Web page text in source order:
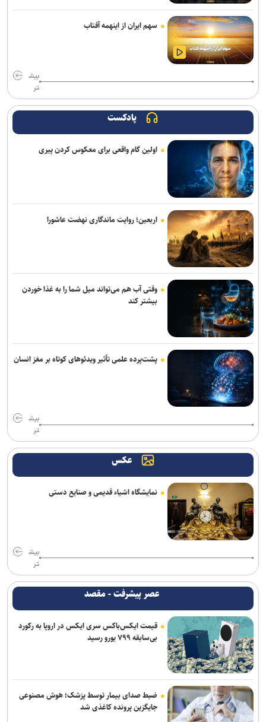
سهم ایران از اینهمه آفتاب
بیش
تر
پادکست
اولین گام واقعی برای معکوس کردن پیری
اربعین؛ روایت ماندگاری نهضت عاشورا
وقتی آب هم می‌تواند میل شما را به غذا خوردن
بیشتر کند
پشت‌پرده علمی تأثیر ویدئو‌های کوتاه بر مغز انسان
بیش
تر
عکس
نمایشگاه اشیاء قدیمی و صنایع دستی
بیش
تر
عصر پیشرفت - مقصد
قیمت ایکس‌باکس سری ایکس در اروپا به رکورد
بی‌سابقه ۷۹۹ یورو رسید
ضبط صدای بیمار توسط پزشک؛ هوش مصنوعی
جایگزین پرونده کاغذی شد